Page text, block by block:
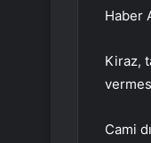
Haber
Kiraz,
Cami